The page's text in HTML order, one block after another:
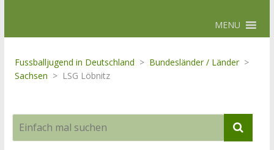
MENU
Fussballjugend in Deutschland > Bundesländer / Länder >
Sachsen > LSG Löbnitz